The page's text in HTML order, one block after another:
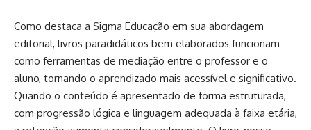
Como destaca a Sigma Educação em sua abordagem
editorial, livros paradidáticos bem elaborados funcionam
como ferramentas de mediação entre o professor e o
aluno, tornando o aprendizado mais acessível e significativo.
Quando o conteúdo é apresentado de forma estruturada,
com progressão lógica e linguagem adequada à faixa etária,